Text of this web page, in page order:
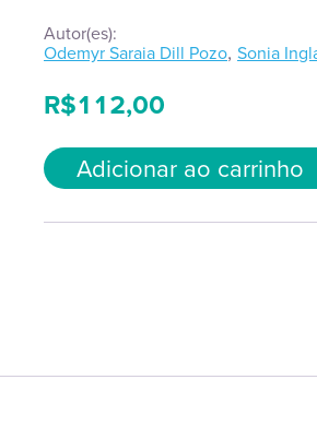
Autor(es):
Odemyr Saraia Dill Pozo, Sonia
R$112,00
Adicionar ao carrinho